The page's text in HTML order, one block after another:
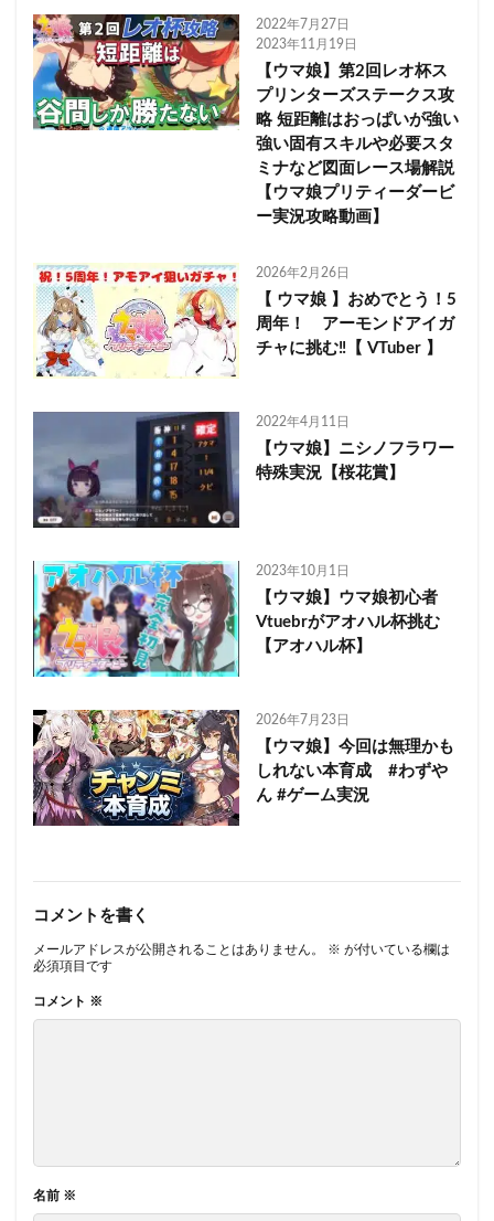
2022年7月27日
2023年11月19日
【ウマ娘】第2回レオ杯ス
プリンターズステークス攻
略 短距離はおっぱいが強い
強い固有スキルや必要スタ
ミナなど図面レース場解説
【ウマ娘プリティーダービ
ー実況攻略動画】
2026年2月26日
【 ウマ娘 】おめでとう！5
周年！ アーモンドアイガ
チャに挑む‼️【 VTuber 】
2022年4月11日
【ウマ娘】ニシノフラワー
特殊実況【桜花賞】
2023年10月1日
【ウマ娘】ウマ娘初心者
Vtuebrがアオハル杯挑む
【アオハル杯】
2026年7月23日
【ウマ娘】今回は無理かも
しれない本育成 #わずや
ん #ゲーム実況
コメントを書く
メールアドレスが公開されることはありません。 ※ が付いている欄は
必須項目です
コメント ※
名前 ※